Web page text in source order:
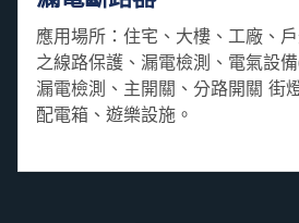
應用場所：住宅、大樓、工廠、
之線路保護、漏電檢測、電氣設
漏電檢測、主開關、分路開關 街
配電箱、遊樂設施。